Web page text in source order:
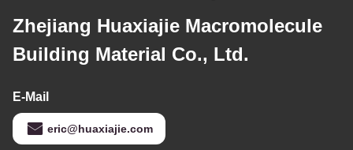
Zhejiang Huaxiajie Macromolecule
Building Material Co., Ltd.
E-Mail
eric@huaxiajie.com